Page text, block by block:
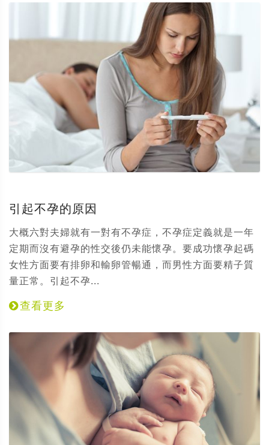
引起不孕的原因
大概六對夫婦就有一對有不孕症，不孕症定義就是一年
定期而沒有避孕的性交後仍未能懷孕。要成功懷孕起碼
女性方面要有排卵和輸卵管暢通，而男性方面要精子質
量正常。引起不孕...
查看更多